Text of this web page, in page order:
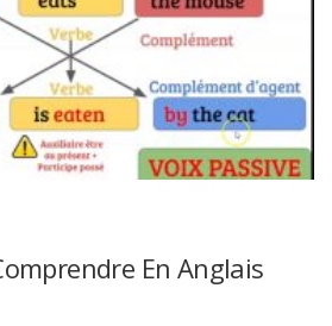
En Anglais